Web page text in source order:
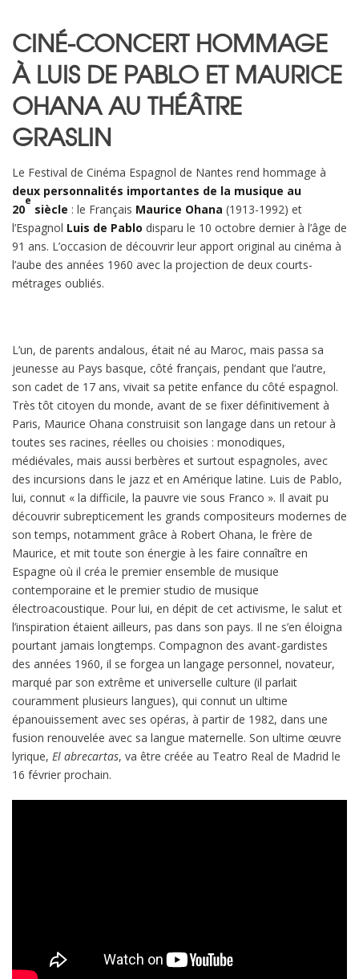
CINÉ-CONCERT HOMMAGE
À LUIS DE PABLO ET MAURICE
OHANA AU THÉÂTRE
GRASLIN
Le Festival de Cinéma Espagnol de Nantes rend hommage à
deux personnalités importantes de la musique au
20
e
siècle : le Français Maurice Ohana (1913-1992) et
l’Espagnol Luis de Pablo disparu le 10 octobre dernier à l’âge de
91 ans. L’occasion de découvrir leur apport original au cinéma à
l’aube des années 1960 avec la projection de deux courts-
métrages oubliés.
L’un, de parents andalous, était né au Maroc, mais passa sa
jeunesse au Pays basque, côté français, pendant que l’autre,
son cadet de 17 ans, vivait sa petite enfance du côté espagnol.
Très tôt citoyen du monde, avant de se fixer définitivement à
Paris, Maurice Ohana construisit son langage dans un retour à
toutes ses racines, réelles ou choisies : monodiques,
médiévales, mais aussi berbères et surtout espagnoles, avec
des incursions dans le jazz et en Amérique latine. Luis de Pablo,
lui, connut « la difficile, la pauvre vie sous Franco ». Il avait pu
découvrir subrepticement les grands compositeurs modernes de
son temps, notamment grâce à Robert Ohana, le frère de
Maurice, et mit toute son énergie à les faire connaître en
Espagne où il créa le premier ensemble de musique
contemporaine et le premier studio de musique
électroacoustique. Pour lui, en dépit de cet activisme, le salut et
l’inspiration étaient ailleurs, pas dans son pays. Il ne s’en éloigna
pourtant jamais longtemps. Compagnon des avant-gardistes
des années 1960, il se forgea un langage personnel, novateur,
marqué par son extrême et universelle culture (il parlait
couramment plusieurs langues), qui connut un ultime
épanouissement avec ses opéras, à partir de 1982, dans une
fusion renouvelée avec sa langue maternelle. Son ultime œuvre
lyrique, El abrecartas, va être créée au Teatro Real de Madrid le
16 février prochain.